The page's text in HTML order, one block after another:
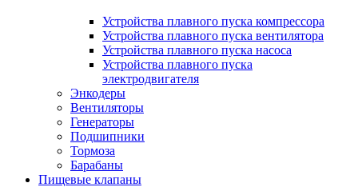
Устройства плавного пуска компрессора
Устройства плавного пуска вентилятора
Устройства плавного пуска насоса
Устройства плавного пуска
электродвигателя
Энкодеры
Вентиляторы
Генераторы
Подшипники
Тормоза
Барабаны
Пищевые клапаны